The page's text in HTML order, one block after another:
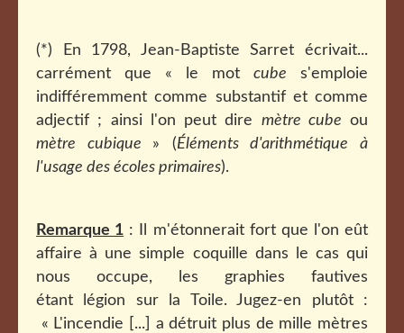
(*) En 1798, Jean-Baptiste Sarret écrivait...
carrément que « le mot cube s'emploie
indifféremment comme substantif et comme
adjectif ; ainsi l'on peut dire mètre cube ou
mètre cubique » (Éléments d'arithmétique à
l'usage des écoles primaires).
Remarque 1 : Il m'étonnerait fort que l'on eût
affaire à une simple coquille dans le cas qui
nous occupe, les graphies fautives
étant légion sur la Toile. Jugez-en plutôt :
« L'incendie [...] a détruit plus de mille mètres